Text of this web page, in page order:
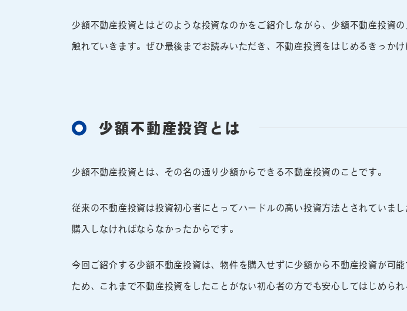
少額不動産投資とはどのような投資なのかをご紹介しながら、少額不動産投資
触れていきます。ぜひ最後までお読みいただき、不動産投資をはじめるきっかけ
少額不動産投資とは
少額不動産投資とは、その名の通り少額からできる不動産投資のことです。
従来の不動産投資は投資初心者にとってハードルの高い投資方法とされていま
購入しなければならなかったからです。
今回ご紹介する少額不動産投資は、物件を購入せずに少額から不動産投資が
ため、これまで不動産投資をしたことがない初心者の方でも安心してはじめられ